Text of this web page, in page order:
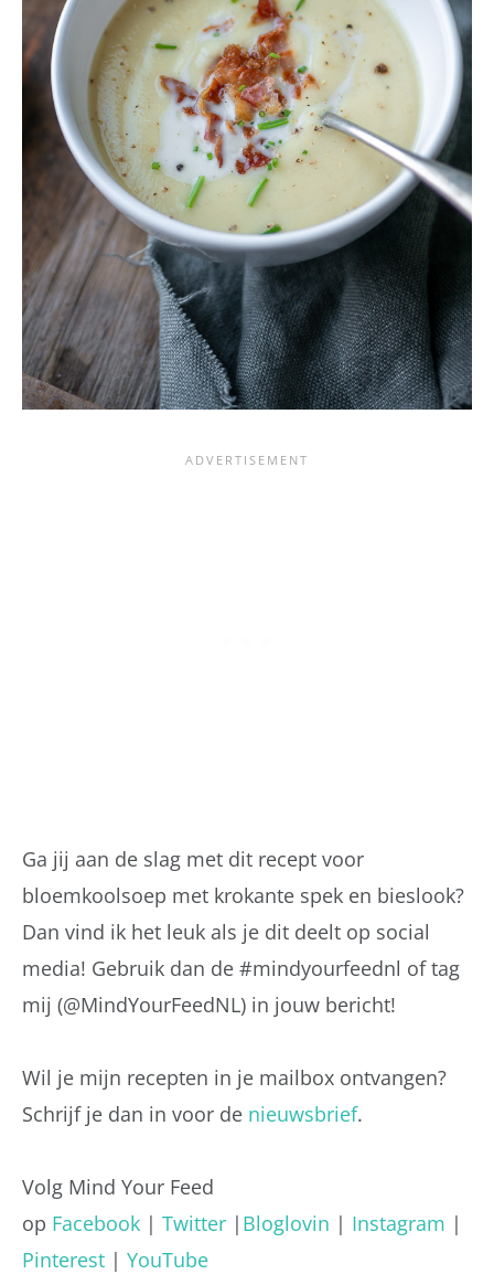
Ga jij aan de slag met dit recept voor
bloemkoolsoep met krokante spek en bieslook?
Dan vind ik het leuk als je dit deelt op social
media! Gebruik dan de #mindyourfeednl of tag
mij (@MindYourFeedNL) in jouw bericht!
Wil je mijn recepten in je mailbox ontvangen?
Schrijf je dan in voor de nieuwsbrief.
Volg Mind Your Feed
op Facebook | Twitter | Bloglovin | Instagram |
Pinterest | YouTube